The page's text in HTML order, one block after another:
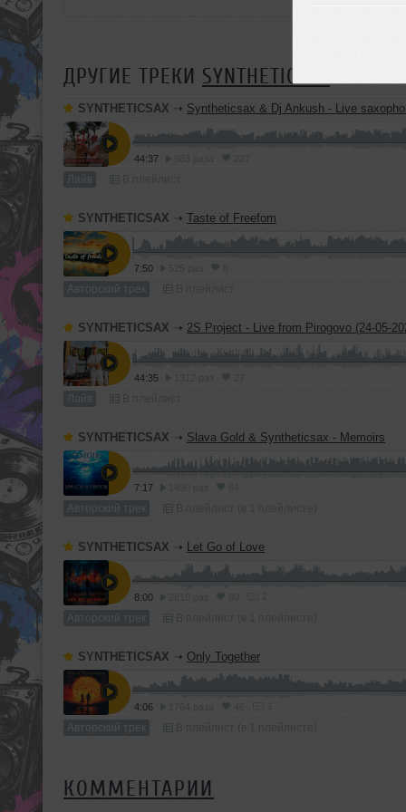
ДРУГИЕ ТРЕКИ SYNTHETICSAX
SYNTHETICSAX ➝ Syntheticsax & Dj Ankush - Live saxophone mix from Bastian
44:37
Лайв
SYNTHETICSAX ➝ Taste of Freefom
7:50
Авторский трек
SYNTHETICSAX ➝ 2S Project - Live from Pirogovo (24-05-
44:35
Лайв
SYNTHETICSAX ➝ Slava Gold & Syntheticsax - Memoirs
7:17
Авторский трек
SYNTHETICSAX ➝ Let Go of Love
8:00
Авторский трек
SYNTHETICSAX ➝ Only Together
4:06
Авторский трек
КОММЕНТАРИИ